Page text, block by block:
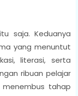
saja. Keduanya
yang menuntut
literasi, serta
ribuan pelajar
tahap